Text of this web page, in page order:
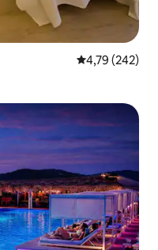
Priemerné
4,79 (242)